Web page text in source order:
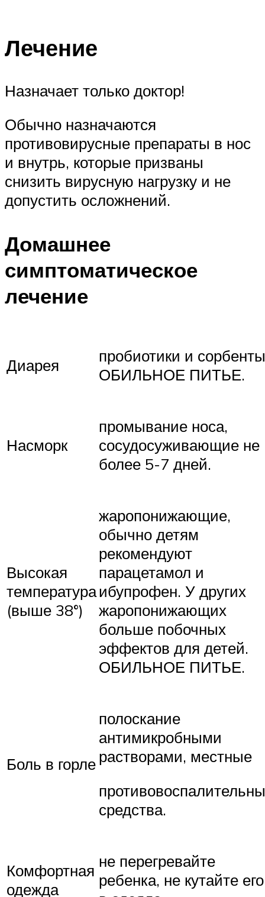
Лечение
Назначает только доктор!
Обычно назначаются
противовирусные препараты в нос
и внутрь, которые призваны
снизить вирусную нагрузку и не
допустить осложнений.
Домашнее
симптоматическое
лечение
Диарея
пробиотики и
ОБИЛЬНОЕ ПИТЬЕ.
Насморк
промывание носа,
сосудосуживающие не
более 5-7 дней.
Высокая
температура
(выше 38°)
жаропонижающие,
обычно детям
рекомендуют
парацетамол и
ибупрофен. У других
жаропонижающих
больше побочных
эффектов для детей.
ОБИЛЬНОЕ ПИТЬЕ.
Боль в горле
полоскание
антимикробными
растворами, местные
средства.
Комфортная
одежда
не перегревайте
ребенка, не кутайте его